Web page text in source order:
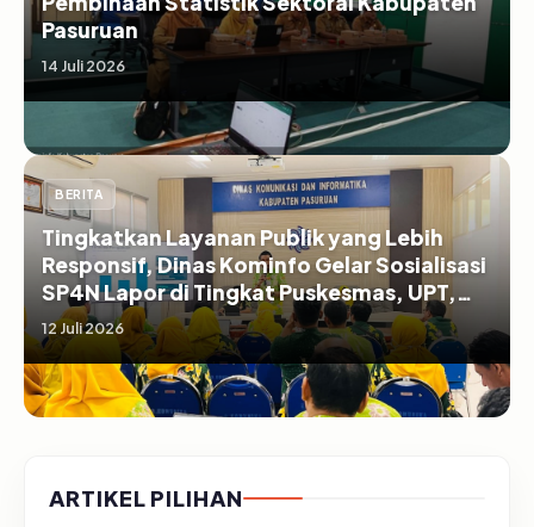
Pasuruan
14 Juli 2026
BERITA
Tingkatkan Layanan Publik yang Lebih
Responsif, Dinas Kominfo Gelar Sosialisasi
SP4N Lapor di Tingkat Puskesmas, UPT,
serta SD/SMP di Kabupaten Pasuruan
12 Juli 2026
ARTIKEL PILIHAN